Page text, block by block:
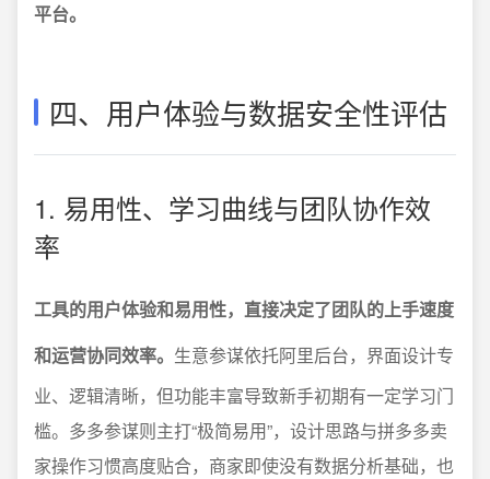
平台。
四、用户体验与数据安全性评估
1. 易用性、学习曲线与团队协作效
率
工具的用户体验和易用性，直接决定了团队的上手速度
和运营协同效率。 生意参谋依托阿里后台，界面设计专
业、逻辑清晰，但功能丰富导致新手初期有一定学习门
槛。多多参谋则主打“极简易用”，设计思路与拼多多卖
家操作习惯高度贴合，商家即使没有数据分析基础，也